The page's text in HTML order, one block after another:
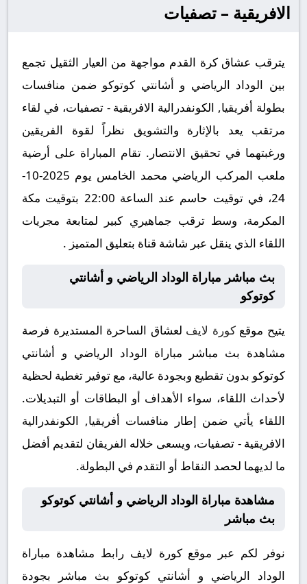
الافريقية – تصفيات
يترقب عشاق كرة القدم مواجهة من العيار الثقيل تجمع
بين الوداد الرياضي و أشانتي كوتوكو ضمن منافسات
بطولة أفريقيا, الكونفدرالية الافريقية - تصفيات، في لقاء
مرتقب يعد بالإثارة والتشويق نظراً لقوة الفريقين
ورغبتهما في تحقيق الانتصار. تقام المباراة على أرضية
ملعب المركب الرياضي محمد الخامس يوم 2025-10-
24، في توقيت حاسم عند الساعة 22:00 بتوقيت مكة
المكرمة، وسط ترقب جماهيري كبير لمتابعة مجريات
اللقاء الذي ينقل عبر شاشة قناة بتعليق المتميز .
بث مباشر مباراة الوداد الرياضي و أشانتي
كوتوكو
يتيح موقعكورة لايف لعشاق الساحرة المستديرة فرصة
مشاهدة بث مباشر مباراة الوداد الرياضي و أشانتي
كوتوكو بدون تقطيع وبجودة عالية، مع توفير تغطية لحظية
لأحداث اللقاء، سواء الأهداف أو البطاقات أو التبديلات.
اللقاء يأتي ضمن إطار منافسات أفريقيا, الكونفدرالية
الافريقية - تصفيات، ويسعى خلاله الفريقان لتقديم أفضل
ما لديهما لحصد النقاط أو التقدم في البطولة.
مشاهدة مباراة الوداد الرياضي و أشانتي كوتوكو
بث مباشر
نوفر لكم عبر موقع كورة لايف رابط مشاهدة مباراة
الوداد الرياضي و أشانتي كوتوكو بث مباشر بجودة